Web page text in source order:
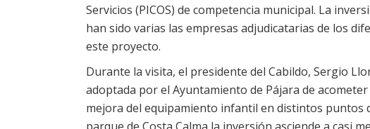
Servicios (PICOS) de competencia municipal. La
han sido varias las empresas adjudicatarias de los
este proyecto.
Durante la visita, el presidente del Cabildo, Sergio
adoptada por el Ayuntamiento de Pájara de
mejora del equipamiento infantil en distintos puntos